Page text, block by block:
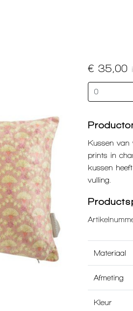
€ 35,00
Kussen van
prints in
kussen
vulling.
Materiaal
Afmeting
Kleur